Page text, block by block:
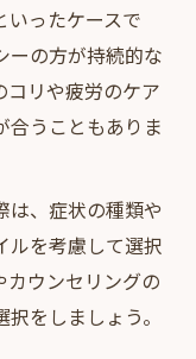
いったケースで
ーの方が持続的な
リや疲労のケア
合うこともありま
は、症状の種類や
ルを考慮して選択
カウンセリングの
をしましょう。